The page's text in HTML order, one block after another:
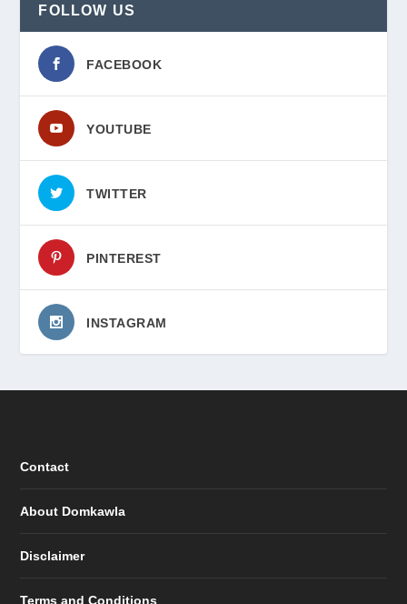
FOLLOW US
FACEBOOK
YOUTUBE
TWITTER
PINTEREST
INSTAGRAM
Contact
About Domkawla
Disclaimer
Terms and Conditions